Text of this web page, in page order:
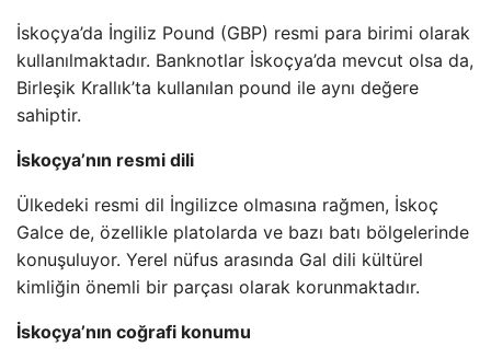
İskoçya’da İngiliz Pound (GBP) resmi para birimi olarak
kullanılmaktadır. Banknotlar İskoçya’da mevcut olsa da,
Birleşik Krallık’ta kullanılan pound ile aynı değere
sahiptir.
İskoçya’nın resmi dili
Ülkedeki resmi dil İngilizce olmasına rağmen, İskoç
Galce de, özellikle platolarda ve bazı batı bölgelerinde
konuşuluyor. Yerel nüfus arasında Gal dili kültürel
kimliğin önemli bir parçası olarak korunmaktadır.
İskoçya’nın coğrafi konumu